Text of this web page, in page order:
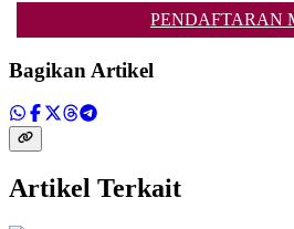
PENDAFTARAN
Bagikan Artikel
Artikel Terkait